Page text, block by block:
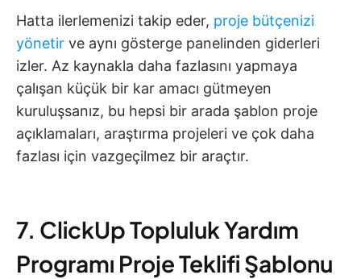
Hatta ilerlemenizi takip eder, proje bütçenizi
yönetir ve aynı gösterge panelinden giderleri
izler. Az kaynakla daha fazlasını yapmaya
çalışan küçük bir kar amacı gütmeyen
kuruluşsanız, bu hepsi bir arada şablon proje
açıklamaları, araştırma projeleri ve çok daha
fazlası için vazgeçilmez bir araçtır.
7. ClickUp Topluluk Yardım
Programı Proje Teklifi Şablonu